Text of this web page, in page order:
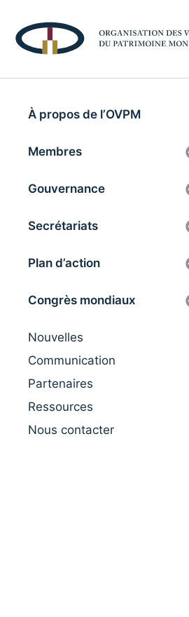
À propos de l’OVPM
Membres
Gouvernance
Secrétariats
Plan d’action
Congrès mondiaux
Nouvelles
Communication
Partenaires
Ressources
Nous contacter